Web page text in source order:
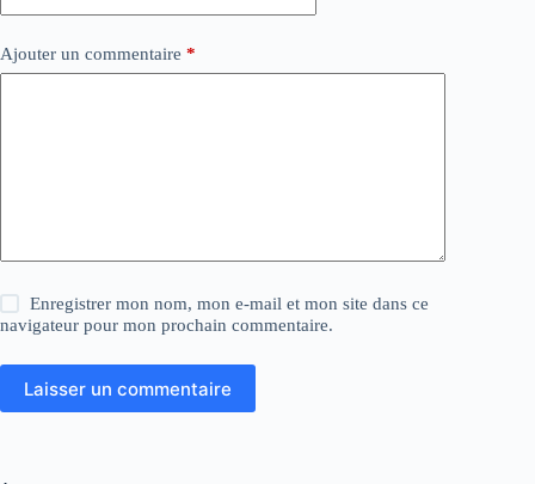
Ajouter un commentaire *
Enregistrer mon nom, mon e-mail et mon site dans ce
navigateur pour mon prochain commentaire.
Laisser un commentaire